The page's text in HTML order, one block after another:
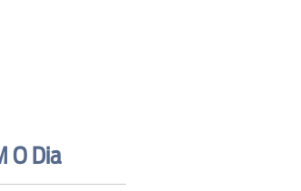
O Dia